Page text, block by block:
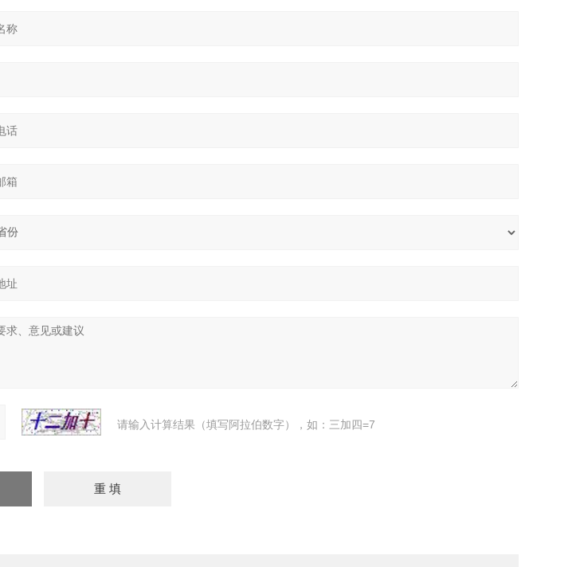
请输入计算结果（填写阿拉伯数字），如：三加四=7